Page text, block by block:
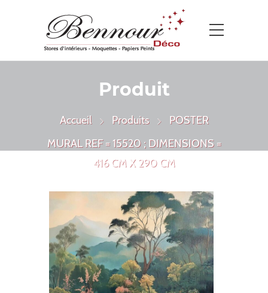
Produit
Accueil Produits
POSTER
MURAL REF = 15520 ; DIMENSIONS =
416 CM X 290 CM